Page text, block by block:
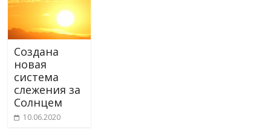
Создана
новая
система
слежения за
Солнцем
10.06.2020